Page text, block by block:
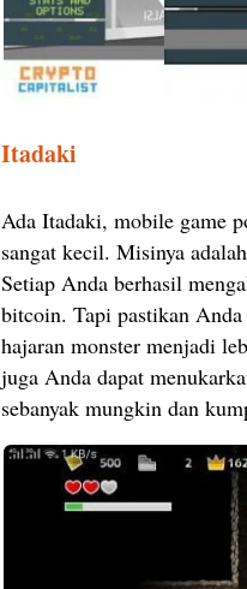
Itadaki
Ada Itadaki, mobile game
sangat kecil. Misinya
Setiap Anda berhasil
bitcoin. Tapi pastikan
hajaran monster menjadi
juga Anda dapat
sebanyak mungkin dan